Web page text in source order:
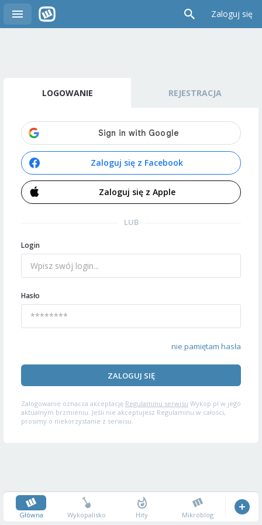
Zaloguj się
LOGOWANIE REJESTRACJA
Zaloguj się z Facebook
Zaloguj się z Apple
LUB
Login
Hasło
nie pamiętam hasła
ZALOGUJ SIĘ
Zalogowanie oznacza akceptację Regulaminu serwisu Wykop.pl w jego
aktualnym brzmieniu. Jeśli nie akceptujesz Regulaminu w całości,
prosimy o niekorzystanie z serwisu.
Główna Wykopalisko Hity Mikroblog